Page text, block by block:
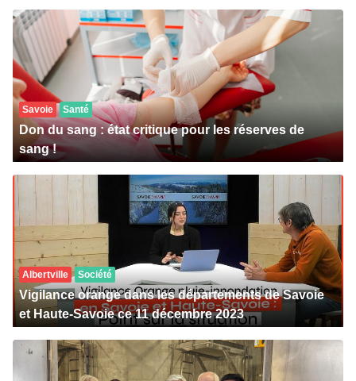
Savoie Santé
Don du sang : état critique pour les réserves de
sang !
Albertville Société
Vigilance orange dans les départements de Savoie
et Haute-Savoie ce 11 décembre 2023